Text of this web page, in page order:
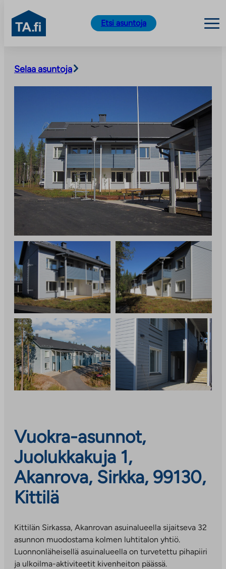
sisältöön
TA.fi
Etsi asuntoja
Selaa asuntoja
Vuokra-asunnot,
Juolukkakuja 1,
Akanrova, Sirkka, 99130,
Kittilä
Kittilän Sirkassa, Akanrovan asuinalueella sijaitseva 32
asunnon muodostama kolmen luhtitalon yhtiö.
Luonnonläheisellä asuinalueella on turvetettu pihapiiri
ja ulkoilma-aktiviteetit kivenheiton päässä.